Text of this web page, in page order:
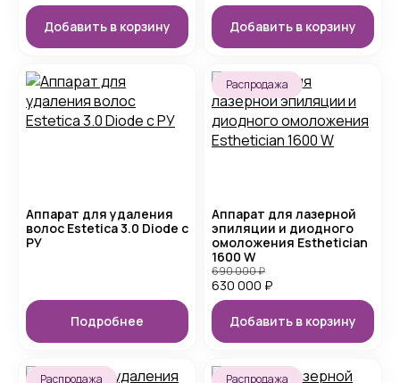
Добавить в корзину Добавить в корзину
Аппарат для удаления
волос Estetica 3.0 Diode с
РУ
Подробнее
Распродажа
Аппарат для лазерной
эпиляции и диодного
омоложения Esthetician
1600 W
630 000 ₽
690 000₽
Добавить в корзину
Распродажа Распродажа